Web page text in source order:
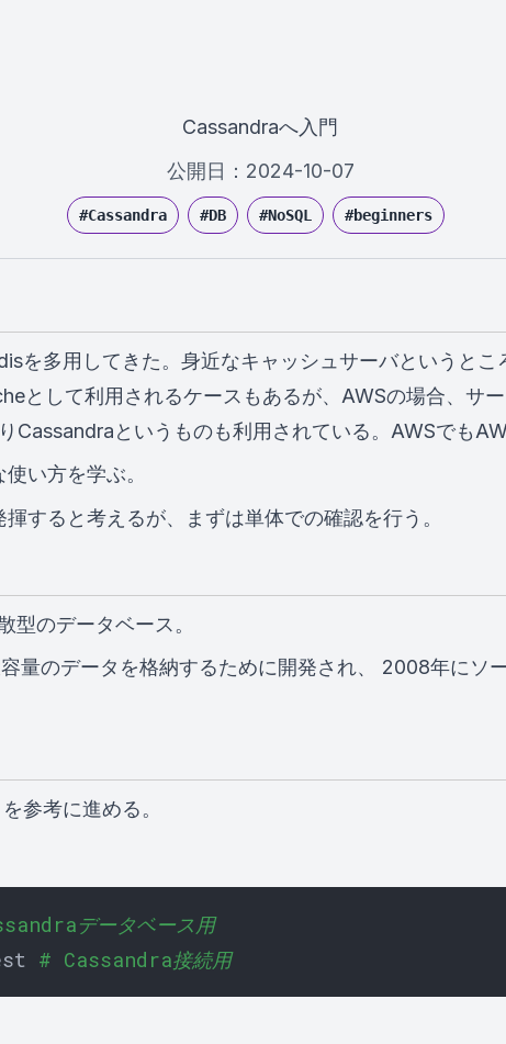
Cassandraへ入門
公開日： 2024-10-07
#Cassandra #DB #NoSQL #beginners
を多用してきた。身近なキャッシュサーバというと
として利用されるケースもあるが、AWSの場合、サ
Cassandraというものも利用されている。AWSでも
い方を学ぶ。
すると考えるが、まずは単体での確認を行う。
型のデータベース。
量のデータを格納するために開発され、 2008年に
を参考に進める。
データベース用
# Cassandra接続用